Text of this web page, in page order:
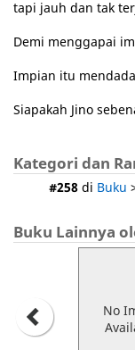
tapi jauh dan tak
Demi menggapai
Impian itu
Siapakah Jino
Kategori dan
#258 di Buku
Buku Lainnya
No